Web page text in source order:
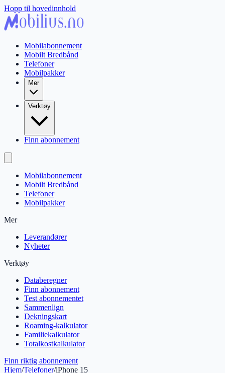
Hopp til hovedinnhold
Mobilabonnement
Mobilt Bredbånd
Telefoner
Mobilpakker
Mer
Verktøy
Finn abonnement
Mobilabonnement
Mobilt Bredbånd
Telefoner
Mobilpakker
Mer
Leverandører
Nyheter
Verktøy
Databeregner
Finn abonnement
Test abonnementet
Sammenlign
Dekningskart
Roaming-kalkulator
Familiekalkulator
Totalkostkalkulator
Finn riktig abonnement
Hjem/Telefoner/iPhone 15